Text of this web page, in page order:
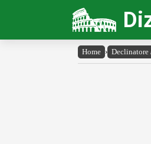
Home › Declinatore